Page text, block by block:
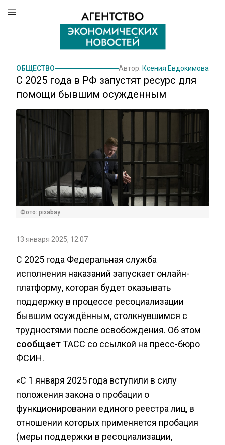
ОБЩЕСТВО Автор: Ксения Евдокимова
С 2025 года в РФ запустят ресурс для
помощи бывшим осужденным
Фото: pixabay
13 января 2025, 12:07
С 2025 года Федеральная служба
исполнения наказаний запускает онлайн-
платформу, которая будет оказывать
поддержку в процессе ресоциализации
бывшим осуждённым, столкнувшимся с
трудностями после освобождения. Об этом
сообщаетТАСС со ссылкой на пресс-бюро
ФСИН.
«С 1 января 2025 года вступили в силу
положения закона о пробации о
функционировании единого реестра лиц, в
отношении которых применяется пробация
(меры поддержки в ресоциализации,